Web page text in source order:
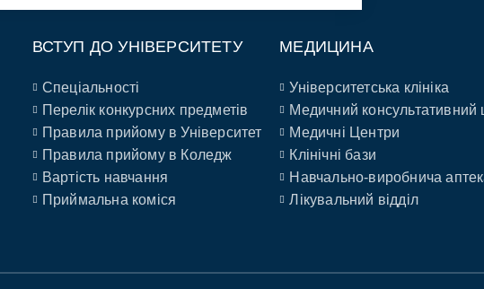
ВСТУП ДО УНІВЕРСИТЕТУ
Спеціальності
Перелік конкурсних предметів
Правила прийому в Університет
Правила прийому в Коледж
Вартість навчання
Приймальна коміся
МЕДИЦИНА
Університетська клініка
Медичний консультативний
Медичні Центри
Клінічні бази
Навчально-виробнича
Лікувальний відділ